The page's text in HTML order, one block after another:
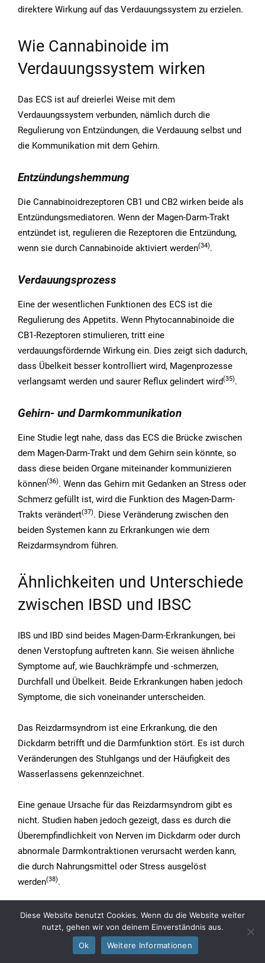
direktere Wirkung auf das Verdauungssystem zu erzielen.
Wie Cannabinoide im
Verdauungssystem wirken
Das ECS ist auf dreierlei Weise mit dem
Verdauungssystem verbunden, nämlich durch die
Regulierung von Entzündungen, die Verdauung selbst und
die Kommunikation mit dem Gehirn.
Entzündungshemmung
Die Cannabinoidrezeptoren CB1 und CB2 wirken beide als
Entzündungsmediatoren. Wenn der Magen-Darm-Trakt
entzündet ist, regulieren die Rezeptoren die Entzündung,
wenn sie durch Cannabinoide aktiviert werden(34).
Verdauungsprozess
Eine der wesentlichen Funktionen des ECS ist die
Regulierung des Appetits. Wenn Phytocannabinoide die
CB1-Rezeptoren stimulieren, tritt eine
verdauungsfördernde Wirkung ein. Dies zeigt sich dadurch,
dass Übelkeit besser kontrolliert wird, Magenprozesse
verlangsamt werden und saurer Reflux gelindert wird(35).
Gehirn- und Darmkommunikation
Eine Studie legt nahe, dass das ECS die Brücke zwischen
dem Magen-Darm-Trakt und dem Gehirn sein könnte, so
dass diese beiden Organe miteinander kommunizieren
können(36). Wenn das Gehirn mit Gedanken an Stress oder
Schmerz gefüllt ist, wird die Funktion des Magen-Darm-
Trakts verändert(37). Diese Veränderung zwischen den
beiden Systemen kann zu Erkrankungen wie dem
Reizdarmsyndrom führen.
Ähnlichkeiten und Unterschiede
zwischen IBSD und IBSC
IBS und IBD sind beides Magen-Darm-Erkrankungen, bei
denen Verstopfung auftreten kann. Sie weisen ähnliche
Symptome auf, wie Bauchkrämpfe und -schmerzen,
Durchfall und Übelkeit. Beide Erkrankungen haben jedoch
Symptome, die sich voneinander unterscheiden.
Das Reizdarmsyndrom ist eine Erkrankung, die den
Dickdarm betrifft und die Darmfunktion stört. Es ist durch
Veränderungen des Stuhlgangs und der Häufigkeit des
Wasserlassens gekennzeichnet.
Eine genaue Ursache für das Reizdarmsyndrom gibt es
nicht. Studien haben jedoch gezeigt, dass es durch die
Überempfindlichkeit von Nerven im Dickdarm oder durch
abnormale Darmkontraktionen verursacht werden kann,
die durch Nahrungsmittel oder Stress ausgelöst
werden(38).
Die Art des Reizdarmsyndroms kann anhand des
Stuhlgangs definiert werden. Eine Person kann entweder
Durchfall (IBS-D) oder Verstopfung (IBS-C) haben. Obwohl
Diese Website benutzt Cookies. Wenn du die Website weiter
nutzt, gehen wir von deinem Einverständnis aus.
Ok
Weitere Informationen